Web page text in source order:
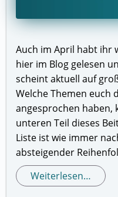
Auch im April habt ihr
hier im Blog gelesen
scheint aktuell auf
Welche Themen euch
angesprochen haben,
unteren Teil dieses
Liste ist wie immer
absteigender
Weiterlesen…